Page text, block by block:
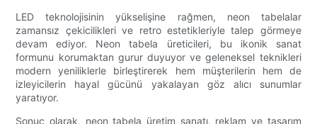
LED teknolojisinin yükselişine rağmen, neon tabelalar
zamansız çekicilikleri ve retro estetikleriyle talep görmeye
devam ediyor. Neon tabela üreticileri, bu ikonik sanat
formunu korumaktan gurur duyuyor ve geleneksel teknikleri
modern yeniliklerle birleştirerek hem müşterilerin hem de
izleyicilerin hayal gücünü yakalayan göz alıcı sunumlar
yaratıyor.
Sonuç olarak, neon tabela üretim sanatı, reklam ve tasarım